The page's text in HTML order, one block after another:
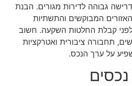
גבוהה לדירות מגורים. הבנת
המבוקשים והתשתיות
קבלת החלטות השקעה. חשוב
תחבורה ציבורית ואטרקציות
על ערך הנכס.
נכסים